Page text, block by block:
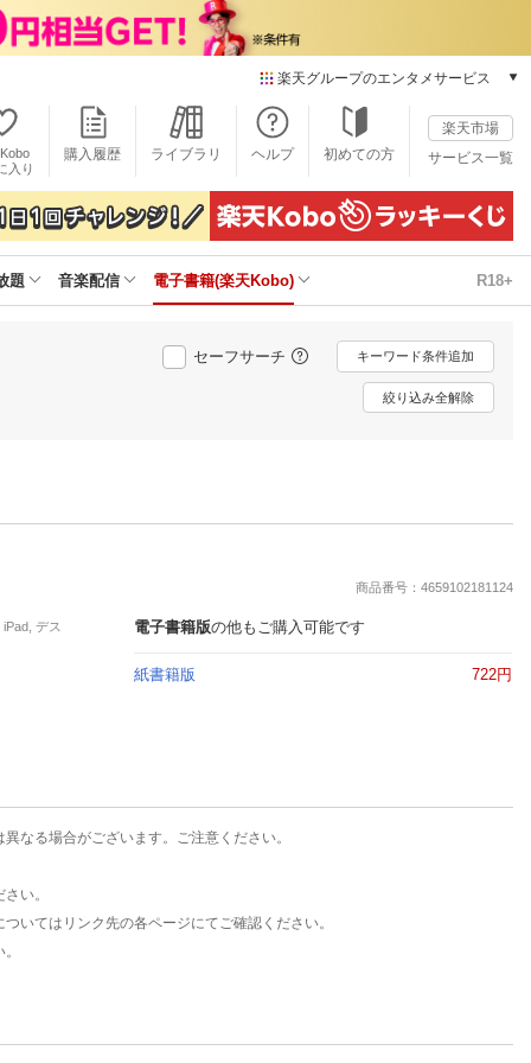
楽天グループのエンタメサービス
本/ゲーム/CD/DVD
楽天ブックス
電子書籍
楽天Kobo
雑誌読み放題
楽天ミュージック
動画配信
楽天TV
動画配信ガイド
推し楽
入り
購入履歴 ライブラリ ヘルプ 初めての方
楽天市場
サービス一覧
題 音楽配信 電子書籍(楽天Kobo) R18+
セーフサーチ キーワード条件追加
絞り込み全解除
商品番号：4659102181124
デス
電子書籍版の他もご購入可能です
紙書籍版 722円
なる場合がございます。ご注意ください。
い。
いてはリンク先の各ページにてご確認ください。